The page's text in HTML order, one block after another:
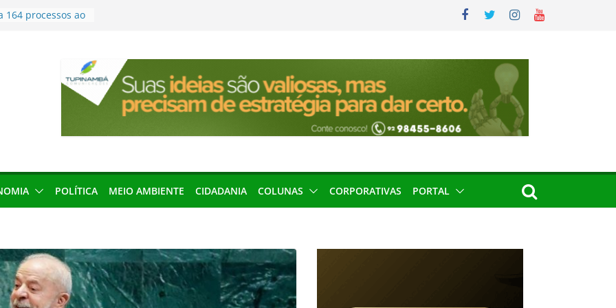
164 processos ao
por
pública
condenação e ex-
devolverá quase
para
e contábil do
POLÍTICA MEIO AMBIENTE CIDADANIA COLUNAS CORPORATIVAS PORTAL